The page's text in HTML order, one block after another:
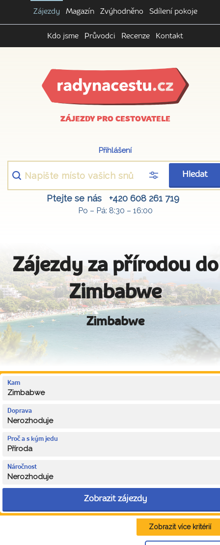
Zájezdy Magazín Zvýhodněno Sdílení pokoje
Kdo jsme Průvodci Recenze Kontakt
ZÁJEZDY PRO CESTOVATELE
Přihlášení
Hledat
Ptejte se nás +420 608 261 719
Po – Pá: 8:30 – 16:00
Zájezdy za přírodou do
Zimbabwe
Zimbabwe
Kam
Zimbabwe
Doprava
Nerozhoduje
Proč a s kým jedu
Příroda
Náročnost
Nerozhoduje
Zobrazit zájezdy
Zobrazit více kritérií